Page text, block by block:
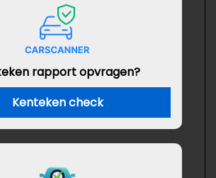
rapport opvragen?
Kenteken check